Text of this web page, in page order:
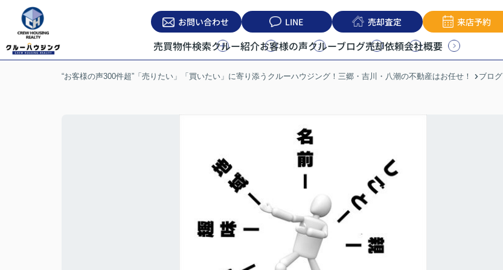
お問い合わせ LINE 売却査定 来店予約
売買物件検索クルー紹介お客様の声クルーブログ売却依頼会社概要
“お客様の声300件超”「売りたい」「買いたい」に寄り添うクルーハウジング！三郷・吉川・八潮の不動産はお任せ！ ブログ